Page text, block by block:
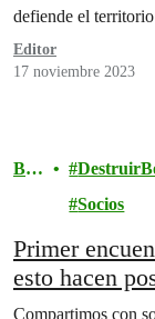
defiende el
Editor
17 noviembre 2023
Blo
Socios
Primer
esto hacen
Compartimos con